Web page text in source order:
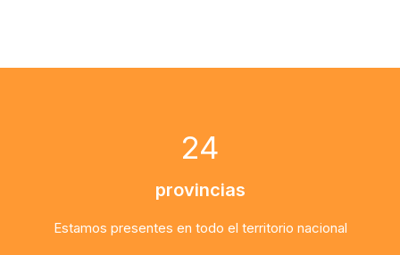
24
provincias
Estamos presentes en todo el territorio nacional